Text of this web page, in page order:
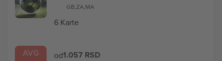
AVG
GB,ZA,MA
6 Karte
od1.057 RSD